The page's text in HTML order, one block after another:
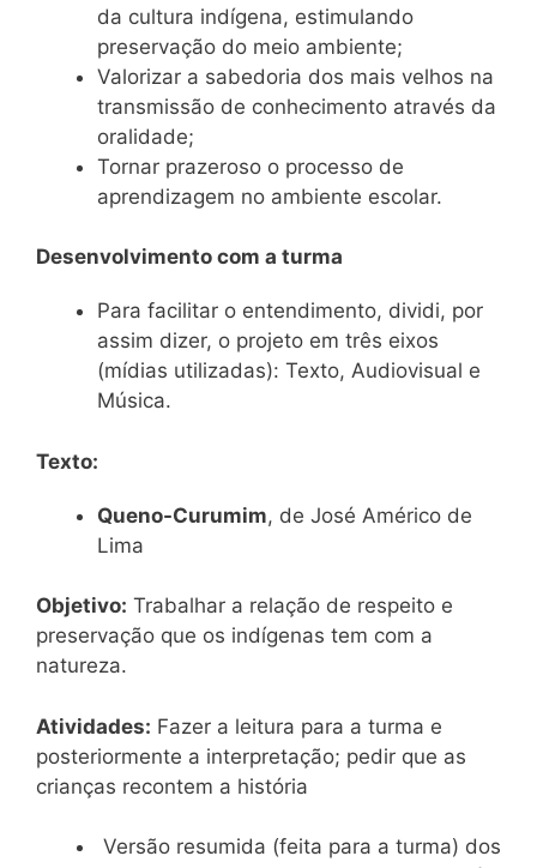
da cultura indígena, estimulando
preservação do meio ambiente;
Valorizar a sabedoria dos mais velhos na
transmissão de conhecimento através da
oralidade;
Tornar prazeroso o processo de
aprendizagem no ambiente escolar.
Desenvolvimento com a turma
Para facilitar o entendimento, dividi, por
assim dizer, o projeto em três eixos
(mídias utilizadas): Texto, Audiovisual e
Música.
Texto:
Queno-Curumim, de José Américo de
Lima
Objetivo: Trabalhar a relação de respeito e
preservação que os indígenas tem com a
natureza.
Atividades: Fazer a leitura para a turma e
posteriormente a interpretação; pedir que as
crianças recontem a história
Versão resumida (feita para a turma) dos